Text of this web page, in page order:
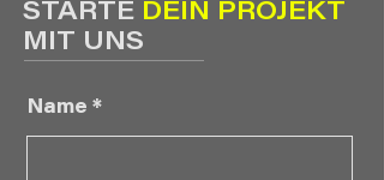
STARTE DEIN PROJEKT
MIT UNS
Name